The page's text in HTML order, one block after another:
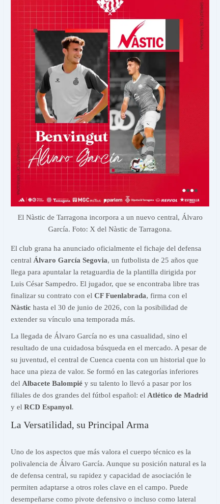
El Nàstic de Tarragona incorpora a un nuevo central, Álvaro
García. Foto: X del Nàstic de Tarragona.
El club grana ha anunciado oficialmente el fichaje del defensa
central Álvaro García Segovia, un futbolista de 25 años que
llega para apuntalar la retaguardia de la plantilla dirigida por
Luis César Sampedro. El jugador, que se encontraba libre tras
finalizar su contrato con elCF Fuenlabrada, firma con el
Nàstic hasta el 30 de junio de 2026, con la posibilidad de
extender su vínculo una temporada más.
La llegada de Álvaro García no es una casualidad, sino el
resultado de una cuidadosa búsqueda en el mercado. A pesar de
su juventud, el central de Cuenca cuenta con un historial que lo
hace una pieza de valor. Se formó en las categorías inferiores
delAlbacete Balompié y su talento lo llevó a pasar por los
filiales de dos grandes del fútbol español: elAtlético de Madrid
y elRCD Espanyol.
La Versatilidad, su Principal Arma
Uno de los aspectos que más valora el cuerpo técnico es la
polivalencia de Álvaro García. Aunque su posición natural es la
de defensa central, su rapidez y capacidad de asociación le
permiten adaptarse a otros roles clave en el campo. Puede
desempeñarse como pivote defensivo o incluso como lateral